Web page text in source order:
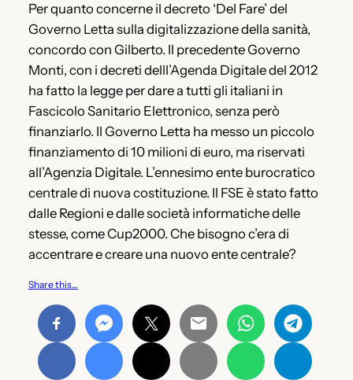
Per quanto concerne il decreto ‘Del Fare’ del
Governo Letta sulla digitalizzazione della sanità,
concordo con Gilberto. Il precedente Governo
Monti, con i decreti delll’Agenda Digitale del 2012
ha fatto la legge per dare a tutti gli italiani in
Fascicolo Sanitario Elettronico, senza però
finanziarlo. Il Governo Letta ha messo un piccolo
finanziamento di 10 milioni di euro, ma riservati
all’Agenzia Digitale. L’ennesimo ente burocratico
centrale di nuova costituzione. Il FSE è stato fatto
dalle Regioni e dalle società informatiche delle
stesse, come Cup2000. Che bisogno c’era di
accentrare e creare una nuovo ente centrale?
Share this…